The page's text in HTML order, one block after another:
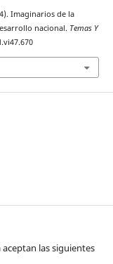
Imaginarios de la
nacional. Temas Y
las siguientes